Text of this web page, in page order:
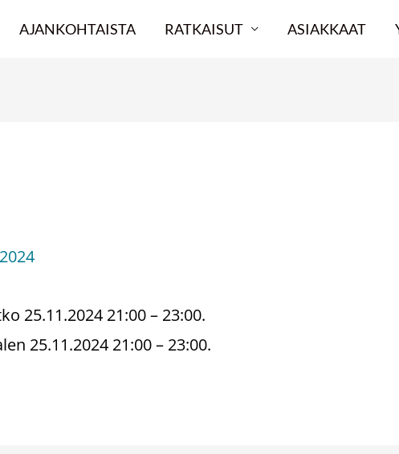
AJANKOHTAISTA RATKAISUT ASIAKKAAT
25.11.2024 21:00 – 23:00.
25.11.2024 21:00 – 23:00.